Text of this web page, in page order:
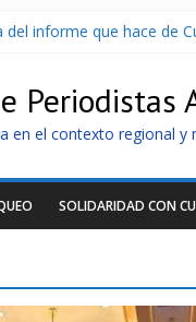
informe que hace de
nuevo apagón
de llegar a Cuba
Periodistas
en el contexto regional y
SOLIDARIDAD CON